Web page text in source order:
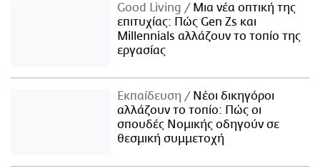
Good Living
Μια νέα οπτική της
επιτυχίας: Πώς Gen Zs και
Millennials αλλάζουν το τοπίο της
εργασίας
Εκπαίδευση
Νέοι δικηγόροι
αλλάζουν το τοπίο: Πώς οι
σπουδές Νομικής οδηγούν σε
θεσμική συμμετοχή